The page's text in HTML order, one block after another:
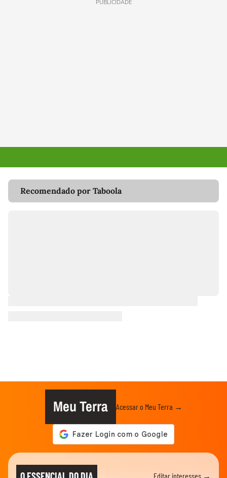
PUBLICIDADE
Recomendado por Taboola
Meu Terra Acessar o Meu Terra →
Editar interesses →